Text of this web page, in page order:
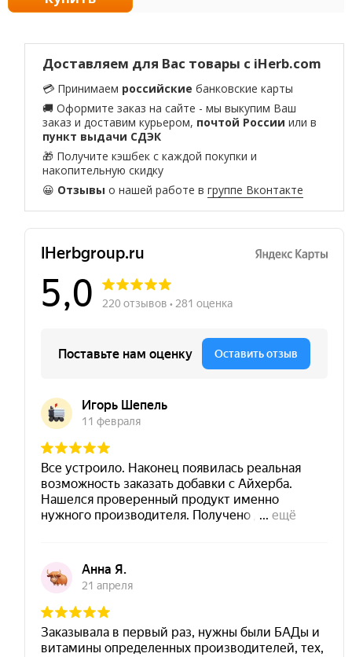
Доставляем для Вас товары с iHerb.com
💳 Принимаем российские банковские карты
🚚 Оформите заказ на сайте - мы выкупим Ваш
заказ и доставим курьером, почтой России или в
пункт выдачи СДЭК
🎁 Получите кэшбек с каждой покупки и
накопительную скидку
😀 Отзывы о нашей работе вгруппе Вконтакте